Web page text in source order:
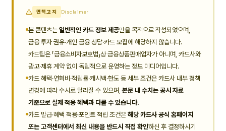
면책고지 Disclaimer
본 콘텐츠는 일반적인 카드 정보 제공만을 목적으로 작성되었으며,
금융 투자 권유·개인 금융 상담·카드 모집에 해당하지 않습니다.
카드팁은 「금융소비자보호법」상 금융상품판매업자가 아니며, 카드사와
광고·제휴 계약 없이 독립적으로 운영하는 정보 미디어입니다.
카드 혜택·연회비·적립률·캐시백·한도 등 세부 조건은 카드사 내부 정책
변경에 따라 수시로 달라질 수 있으며,본문 내 수치는 공시 자료
기준으로 실제 적용 혜택과 다를 수 있습니다.
카드 발급·혜택 적용·포인트 적립 조건은 해당 카드사 공식 홈페이지
또는 고객센터에서 최신 내용을 반드시 직접 확인하신 후 결정하시기